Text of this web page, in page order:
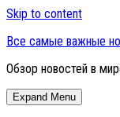
Skip to content
Все самые важные
Обзор новостей в
Expand Menu